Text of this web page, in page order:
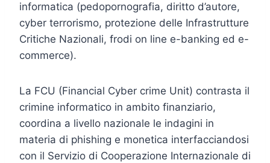
informatica (pedopornografia, diritto d’autore,
cyber terrorismo, protezione delle Infrastrutture
Critiche Nazionali, frodi on line e-banking ed e-
commerce).
La FCU (Financial Cyber crime Unit) contrasta il
crimine informatico in ambito finanziario,
coordina a livello nazionale le indagini in
materia di phishing e monetica interfacciandosi
con il Servizio di Cooperazione Internazionale di